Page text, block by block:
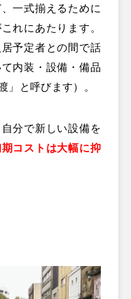
一式揃えるために
れにあたります。
予定者との間で話
内装・設備・備品
」と呼びます）。
分で新しい設備を
期コストは大幅に抑